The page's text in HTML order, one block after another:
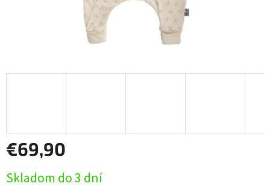
€69,90
cena:
Skladom do 3 dní